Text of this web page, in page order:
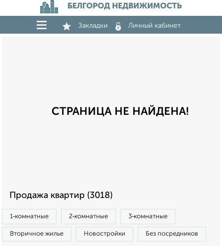
БЕЛГОРОД НЕДВИЖИМОСТЬ
Закладки Личный кабинет
СТРАНИЦА НЕ НАЙДЕНА!
Продажа квартир (3018)
1‑комнатные 2‑комнатные 3‑комнатные
Вторичное жилье Новостройки Без посредников